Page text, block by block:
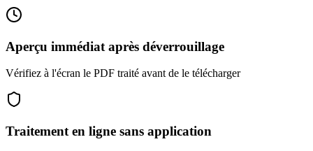
Aperçu immédiat après déverrouillage
Vérifiez à l'écran le PDF traité avant de le télécharger
Traitement en ligne sans application